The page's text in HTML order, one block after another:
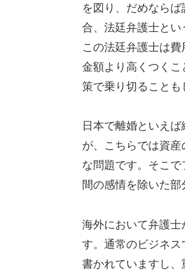
を図り、だめなら
合、法廷弁護士と
この法廷弁護士は
金額より高くつく
策で乗り切ることも
日本で離婚といえ
が、こちらでは資
な問題です。そこ
間の感情を除いた
海外において弁護
す。通常のビジネ
書かれていますし